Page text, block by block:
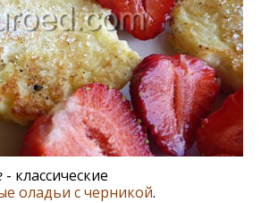
- классические
оладьи с черникой.